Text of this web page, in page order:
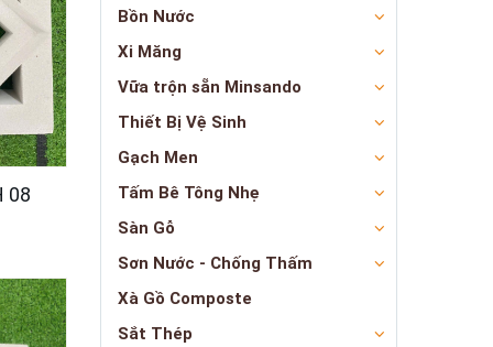
08
Bồn Nước
Xi Măng
Vữa trộn sẵn Minsando
Thiết Bị Vệ Sinh
Gạch Men
Tấm Bê Tông Nhẹ
Sàn Gỗ
Sơn Nước - Chống Thấm
Xà Gồ Composte
Sắt Thép